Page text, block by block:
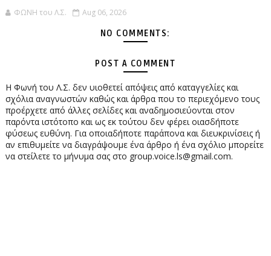
ΦΩΝΗ του Λ.Σ. Aug 06, 2026
NO COMMENTS:
POST A COMMENT
Η Φωνή του Λ.Σ. δεν υιοθετεί απόψεις από καταγγελίες και
σχόλια αναγνωστών καθώς και άρθρα που το περιεχόμενο τους
προέρχετε από άλλες σελίδες και αναδημοσιεύονται στον
παρόντα ιστότοπο και ως εκ τούτου δεν φέρει οιασδήποτε
φύσεως ευθύνη. Για οποιαδήποτε παράπονα και διευκρινίσεις ή
αν επιθυμείτε να διαγράψουμε ένα άρθρο ή ένα σχόλιο μπορείτε
να στείλετε το μήνυμα σας στο group.voice.ls@gmail.com.